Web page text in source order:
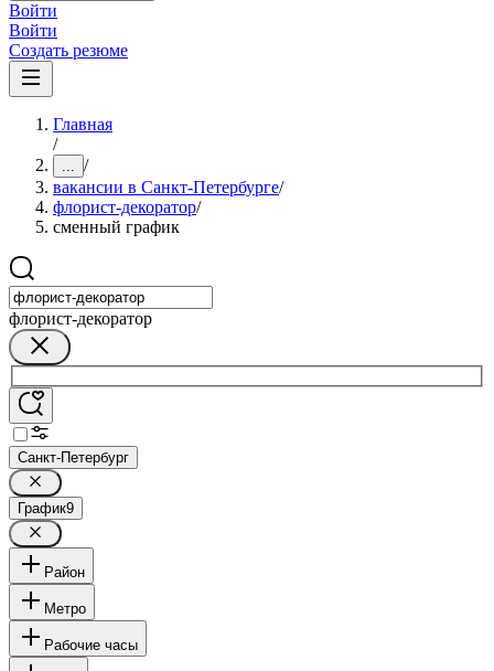
Войти
Войти
Создать резюме
Главная
/
... /
вакансии в Санкт-Петербурге/
флорист-декоратор/
сменный график
флорист-декоратор
Санкт-Петербург
График9
Район
Метро
Рабочие часы